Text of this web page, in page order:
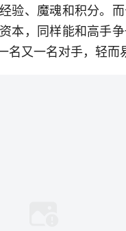
验、魔魂和积分。
本，同样能和高手
又一名对手，轻而